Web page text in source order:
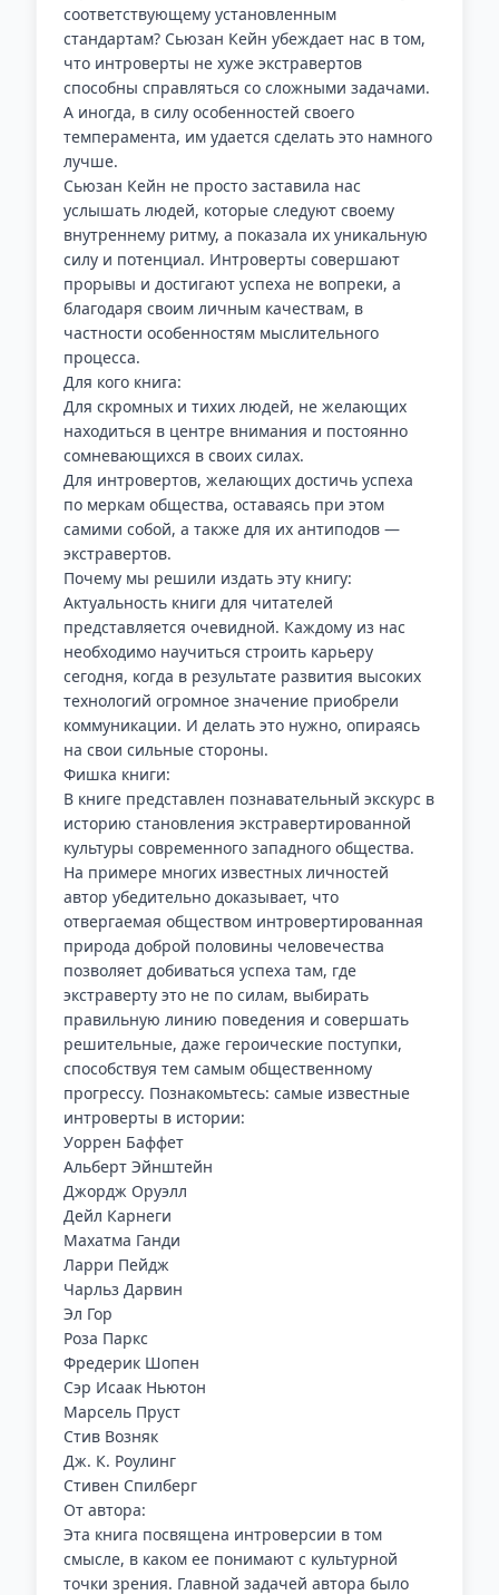
соответствующему установленным
стандартам? Сьюзан Кейн убеждает нас в том,
что интроверты не хуже экстравертов
способны справляться со сложными задачами.
А иногда, в силу особенностей своего
темперамента, им удается сделать это намного
лучше.
Сьюзан Кейн не просто заставила нас
услышать людей, которые следуют своему
внутреннему ритму, а показала их уникальную
силу и потенциал. Интроверты совершают
прорывы и достигают успеха не вопреки, а
благодаря своим личным качествам, в
частности особенностям мыслительного
процесса.
Для кого книга:
Для скромных и тихих людей, не желающих
находиться в центре внимания и постоянно
сомневающихся в своих силах.
Для интровертов, желающих достичь успеха
по меркам общества, оставаясь при этом
самими собой, а также для их антиподов —
экстравертов.
Почему мы решили издать эту книгу:
Актуальность книги для читателей
представляется очевидной. Каждому из нас
необходимо научиться строить карьеру
сегодня, когда в результате развития высоких
технологий огромное значение приобрели
коммуникации. И делать это нужно, опираясь
на свои сильные стороны.
Фишка книги:
В книге представлен познавательный экскурс в
историю становления экстравертированной
культуры современного западного общества.
На примере многих известных личностей
автор убедительно доказывает, что
отвергаемая обществом интровертированная
природа доброй половины человечества
позволяет добиваться успеха там, где
экстраверту это не по силам, выбирать
правильную линию поведения и совершать
решительные, даже героические поступки,
способствуя тем самым общественному
прогрессу. Познакомьтесь: самые известные
интроверты в истории:
Уоррен Баффет
Альберт Эйнштейн
Джордж Оруэлл
Дейл Карнеги
Махатма Ганди
Ларри Пейдж
Чарльз Дарвин
Эл Гор
Роза Паркс
Фредерик Шопен
Сэр Исаак Ньютон
Марсель Пруст
Стив Возняк
Дж. К. Роулинг
Стивен Спилберг
От автора:
Эта книга посвящена интроверсии в том
смысле, в каком ее понимают с культурной
точки зрения. Главной задачей автора было